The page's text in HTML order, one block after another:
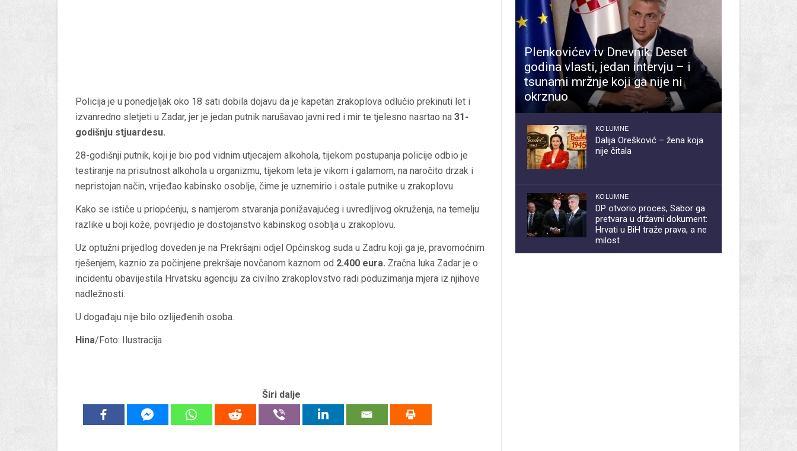
Policija je u ponedjeljak oko 18 sati dobila dojavu da je kapetan zrakoplova odlučio prekinuti let i
izvanredno sletjeti u Zadar, jer je jedan putnik narušavao javni red i mir te tjelesno nasrtao na 31-
godišnju stjuardesu.
28-godišnji putnik, koji je bio pod vidnim utjecajem alkohola, tijekom postupanja policije odbio je
testiranje na prisutnost alkohola u organizmu, tijekom leta je vikom i galamom, na naročito drzak i
nepristojan način, vrijeđao kabinsko osoblje, čime je uznemirio i ostale putnike u zrakoplovu.
Kako se ističe u priopćenju, s namjerom stvaranja ponižavajućeg i uvredljivog okruženja, na temelju
razlike u boji kože, povrijedio je dostojanstvo kabinskog osoblja u zrakoplovu.
Uz optužni prijedlog doveden je na Prekršajni odjel Općinskog suda u Zadru koji ga je, pravomoćnim
rješenjem, kaznio za počinjene prekršaje novčanom kaznom od 2.400 eura. Zračna luka Zadar je o
incidentu obavijestila Hrvatsku agenciju za civilno zrakoplovstvo radi poduzimanja mjera iz njihove
nadležnosti.
U događaju nije bilo ozlijeđenih osoba.
Hina/Foto: Ilustracija
Širi dalje
Plenkovićev tv Dnevnik: Deset
godina vlasti, jedan intervju – i
tsunami mržnje koji ga nije ni
okrznuo
KOLUMNE
Dalija Orešković – žena koja
nije čitala
KOLUMNE
DP otvorio proces, Sabor ga
pretvara u državni dokument:
Hrvati u BiH traže prava, a ne
milost